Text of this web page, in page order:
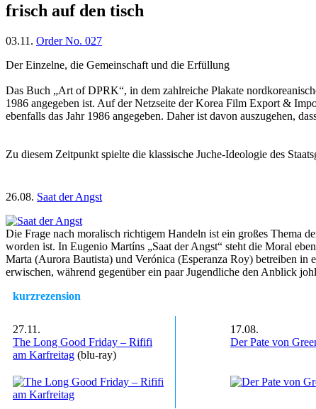
frisch auf den tisch
03.11. Order No. 027
Der Einzelne, die Gemeinschaft und die Erfüllung
Das Buch „Art of DPRK“, in dem zahlreiche Plakate
1986 angegeben ist. Auf der Netzseite der Korea Film Export &
ebenfalls das Jahr 1986 angegeben. Daher ist davon auszugehen,
Zu diesem Zeitpunkt spielte die klassische Juche-Ideologie des
26.08. Saat der Angst
Die Frage nach moralisch richtigem Handeln ist ein großes Thema
worden ist. In Eugenio Martíns „Saat der Angst“ steht die Moral
Marta (Aurora Bautista) und Verónica (Esperanza Roy) betreiben
erwischen, während gegenüber ein paar Jugendliche den Anblick
kurzrezension
27.11.
The Long Good Friday – Rififi
am Karfreitag (blu-ray)
17.08.
Der Pate von